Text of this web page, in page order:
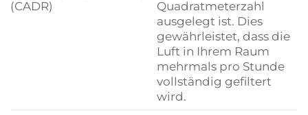
(CADR)
Quadratmeterzahl
ausgelegt ist. Dies
gewährleistet, dass die
Luft in Ihrem Raum
mehrmals pro Stunde
vollständig gefiltert
wird.